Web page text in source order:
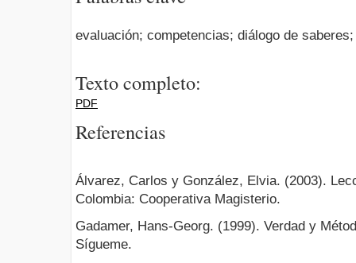
evaluación; competencias; diálogo de
Texto completo:
PDF
Referencias
Álvarez, Carlos y González, Elvia. (2003).
Colombia: Cooperativa Magisterio.
Gadamer, Hans-Georg. (1999). Verdad y
Sígueme.